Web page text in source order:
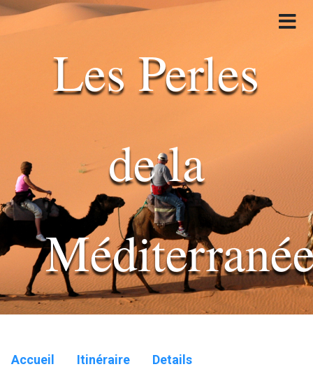
Les Perles
de la
Accueil Itinéraire Details